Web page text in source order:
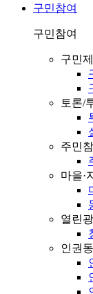
구민참여
구민참여
구민
토론/
주민
마을·
열린
인권